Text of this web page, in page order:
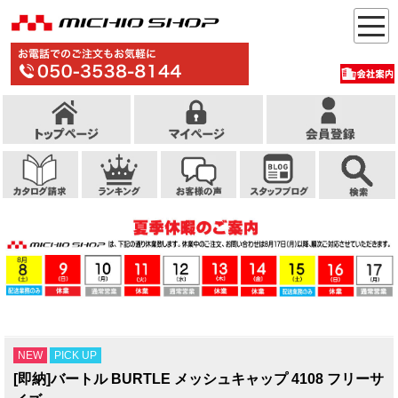
NEW PICK UP
[即納]バートル BURTLE メッシュキャップ 4108 フリーサ